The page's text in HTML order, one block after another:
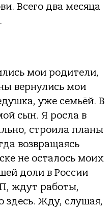
Всего два месяца
мои родители,
вернулись мои
уже семьёй. В
сын. Я росла в
строила планы
возвращаясь
не осталось моих
доли в России
ждут работы,
здесь. Жду, слушая,